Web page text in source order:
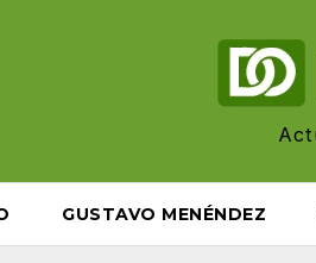
GUSTAVO MENÉNDEZ